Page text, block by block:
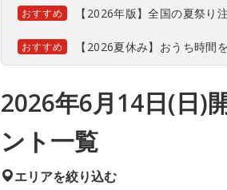
おすすめ 【2026年版】全国の夏祭り
おすすめ 【2026夏休み】おうち時間
2026年6月14日(日)
ント一覧
エリアを絞り込む